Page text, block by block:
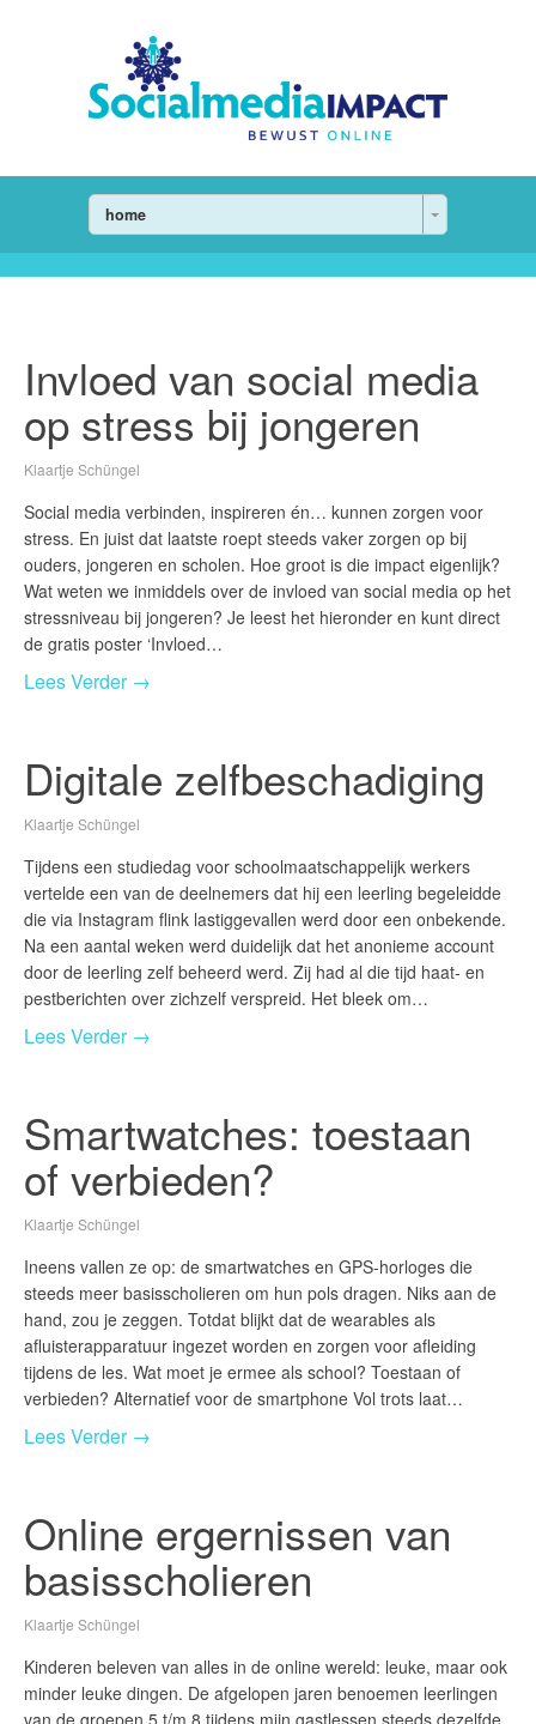
home
Invloed van social media
op stress bij jongeren
Klaartje Schüngel
Social media verbinden, inspireren én… kunnen zorgen voor
stress. En juist dat laatste roept steeds vaker zorgen op bij
ouders, jongeren en scholen. Hoe groot is die impact eigenlijk?
Wat weten we inmiddels over de invloed van social media op het
stressniveau bij jongeren? Je leest het hieronder en kunt direct
de gratis poster ‘Invloed…
Lees Verder →
Digitale zelfbeschadiging
Klaartje Schüngel
Tijdens een studiedag voor schoolmaatschappelijk werkers
vertelde een van de deelnemers dat hij een leerling begeleidde
die via Instagram flink lastiggevallen werd door een onbekende.
Na een aantal weken werd duidelijk dat het anonieme account
door de leerling zelf beheerd werd. Zij had al die tijd haat- en
pestberichten over zichzelf verspreid. Het bleek om…
Lees Verder →
Smartwatches: toestaan
of verbieden?
Klaartje Schüngel
Ineens vallen ze op: de smartwatches en GPS-horloges die
steeds meer basisscholieren om hun pols dragen. Niks aan de
hand, zou je zeggen. Totdat blijkt dat de wearables als
afluisterapparatuur ingezet worden en zorgen voor afleiding
tijdens de les. Wat moet je ermee als school? Toestaan of
verbieden? Alternatief voor de smartphone Vol trots laat…
Lees Verder →
Online ergernissen van
basisscholieren
Klaartje Schüngel
Kinderen beleven van alles in de online wereld: leuke, maar ook
minder leuke dingen. De afgelopen jaren benoemen leerlingen